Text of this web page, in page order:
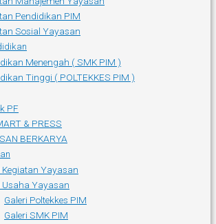
Pendidikan PIM
Sosial Yayasan
Menengah ( SMK PIM )
Tinggi ( POLTEKKES PIM )
PF
& PRESS
BERKARYA
Kegiatan Yayasan
Usaha Yayasan
Galeri Poltekkes PIM
Galeri SMK PIM